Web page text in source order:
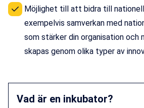
Möjlighet till att bidra till
exempelvis samverkan med
som stärker din organisation och
skapas genom olika typer av
Vad är en inkubator?